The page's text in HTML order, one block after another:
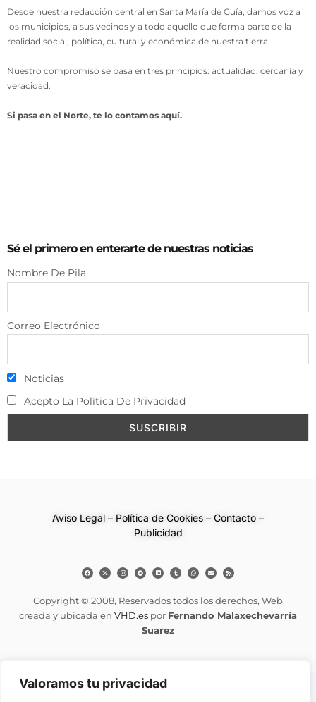
Valoramos tu privacidad
Desde nuestra redacción central en Santa María de Guía, damos voz a
los municipios, a sus vecinos y a todo aquello que forma parte de la
realidad social, política, cultural y económica de nuestra tierra.
Nuestro compromiso se basa en tres principios: actualidad, cercanía y
veracidad.
Si pasa en el Norte, te lo contamos aquí.
Sé el primero en enterarte de nuestras noticias
Nombre De Pila
Correo Electrónico
Noticias
Acepto La Política De Privacidad
Aviso Legal – Política de Cookies – Contacto –
Publicidad
Copyright © 2008, Reservados todos los derechos, Web
creada y ubicada en VHD.es por Fernando Malaxechevarría
Suarez